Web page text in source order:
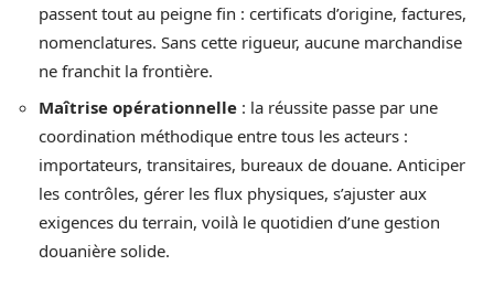
passent tout au peigne fin : certificats d’origine, factures,
nomenclatures. Sans cette rigueur, aucune marchandise
ne franchit la frontière.
Maîtrise opérationnelle : la réussite passe par une
coordination méthodique entre tous les acteurs :
importateurs, transitaires, bureaux de douane. Anticiper
les contrôles, gérer les flux physiques, s’ajuster aux
exigences du terrain, voilà le quotidien d’une gestion
douanière solide.